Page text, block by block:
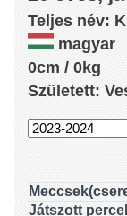
Teljes név:
magyar
0cm / 0kg
Született:
Játszott